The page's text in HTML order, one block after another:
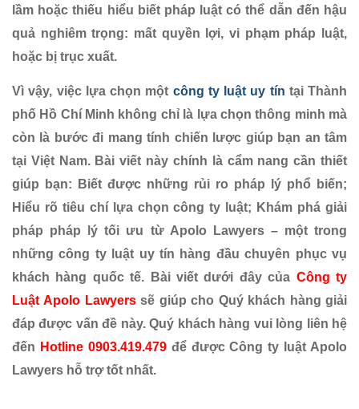
lầm hoặc thiếu hiểu biết pháp luật có thể dẫn đến hậu
quả nghiêm trọng: mất quyền lợi, vi phạm pháp luật,
hoặc bị trục xuất.
Vì vậy, việc lựa chọn một công ty luật uy tín tại Thành
phố Hồ Chí Minh không chỉ là lựa chọn thông minh mà
còn là bước đi mang tính chiến lược giúp bạn an tâm
tại Việt Nam. Bài viết này chính là cẩm nang cần thiết
giúp bạn: Biết được những rủi ro pháp lý phổ biến;
Hiểu rõ tiêu chí lựa chọn công ty luật; Khám phá giải
pháp pháp lý tối ưu từ Apolo Lawyers – một trong
những công ty luật uy tín hàng đầu chuyên phục vụ
khách hàng quốc tế. Bài viết dưới đây của Công ty
LuậtApolo Lawyers sẽ giúp cho Quý khách hàng giải
đáp được vấn đề này. Quý khách hàng vui lòng liên hệ
đến Hotline 0903.419.479để được Công ty luật Apolo
Lawyers hỗ trợ tốt nhất.